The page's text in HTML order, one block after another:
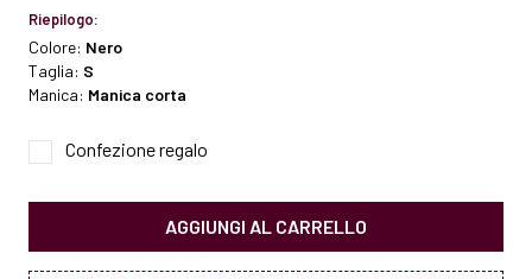
Riepilogo:
Colore: Nero
Taglia: S
Manica: Manica corta
Confezione regalo
AGGIUNGI AL CARRELLO